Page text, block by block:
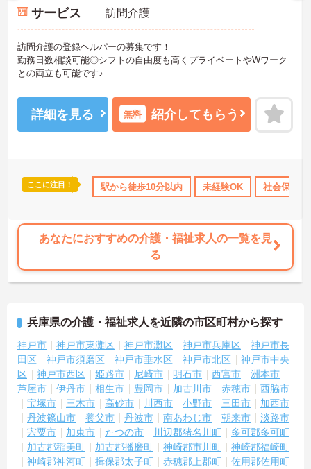
サービス 訪問介護
訪問介護の登録ヘルパーの募集です！
勤務日数相談可能◎シフトの自由度も高くプライベートやWワーク
との両立も可能です♪
ご興味のある方には、面接対策ポイントなどさらに詳細をお話いた
しますので、お気軽にご相談ください。
詳細を見る 無料 紹介してもらう
ここに注目！ 駅から徒歩10分以内 未経験OK 社会保険完
あなたにおすすめの介護・福祉求人の一覧を見
る
兵庫県の介護・福祉求人を近隣の市区町村から探す
神戸市 神戸市東灘区 神戸市灘区 神戸市兵庫区
神戸市長
田区
神戸市須磨区 神戸市垂水区 神戸市北区
神戸市中央
区
神戸市西区 姫路市 尼崎市 明石市 西宮市
洲本市
芦屋市
伊丹市 相生市 豊岡市 加古川市 赤穂市
西脇市
宝塚市
三木市 高砂市 川西市 小野市 三田市
加西市
丹波篠山市
養父市 丹波市 南あわじ市 朝来市
淡路市
宍粟市
加東市 たつの市 川辺郡猪名川町
多可郡多可町
加古郡稲美町
加古郡播磨町 神崎郡市川町
神崎郡福崎町
神崎郡神河町
揖保郡太子町 赤穂郡上郡町
佐用郡佐用町